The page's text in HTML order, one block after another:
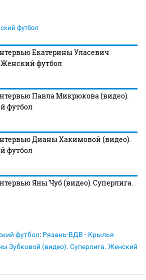
футбол
Екатерины Уласевич
Женский футбол
Павла Микрюкова (видео).
футбол
Дианы Хакимовой (видео).
футбол
Яны Чуб (видео). Суперлига.
футбол: Рязань-ВДВ - Крылья
Зубковой (видео). Суперлига. Женский